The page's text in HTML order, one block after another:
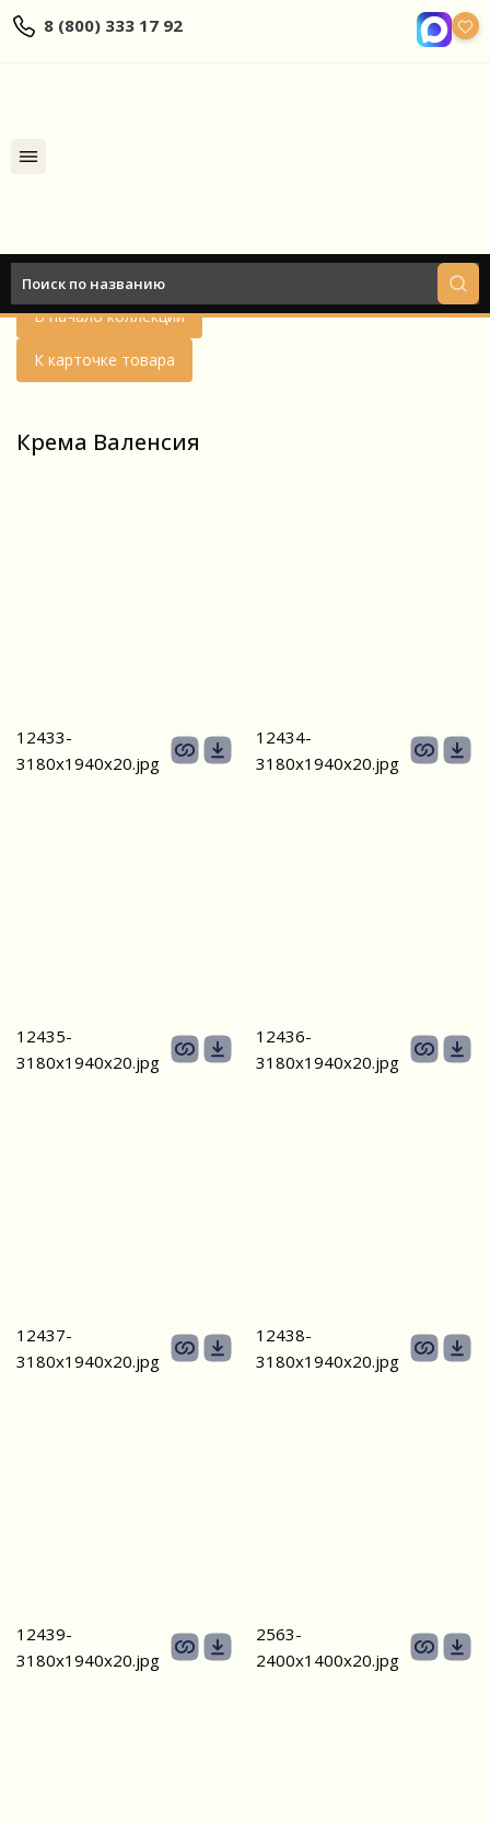
8 (800) 333 17 92
Назад
В начало коллекции
К карточке товара
Крема Валенсия
12433-
3180х1940x20.jpg
12434-
3180х1940x20.jpg
12435-
3180х1940x20.jpg
12436-
3180х1940x20.jpg
12437-
3180х1940x20.jpg
12438-
3180х1940x20.jpg
12439-
3180х1940x20.jpg
2563-
2400х1400х20.jpg